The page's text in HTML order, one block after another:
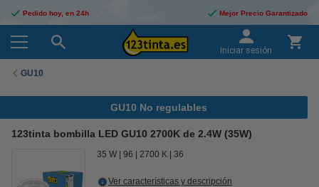
Pedido hoy, en 24h Mejor Precio Garantizado
Iniciar sesión
GU10
GU10 No regulables
123tinta bombilla LED GU10 2700K de 2.4W (35W)
35 W 96 2700 K 36
Ver características y descripción